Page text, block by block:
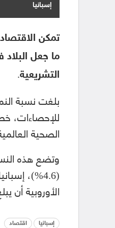
إسبانيا
تمكن
ما جعل
التشريعية.
للإحصاءات،
الصحية
(4.6%)،
الأوروبية أن يبلغ متوسط
إسبانيا اقتصاد